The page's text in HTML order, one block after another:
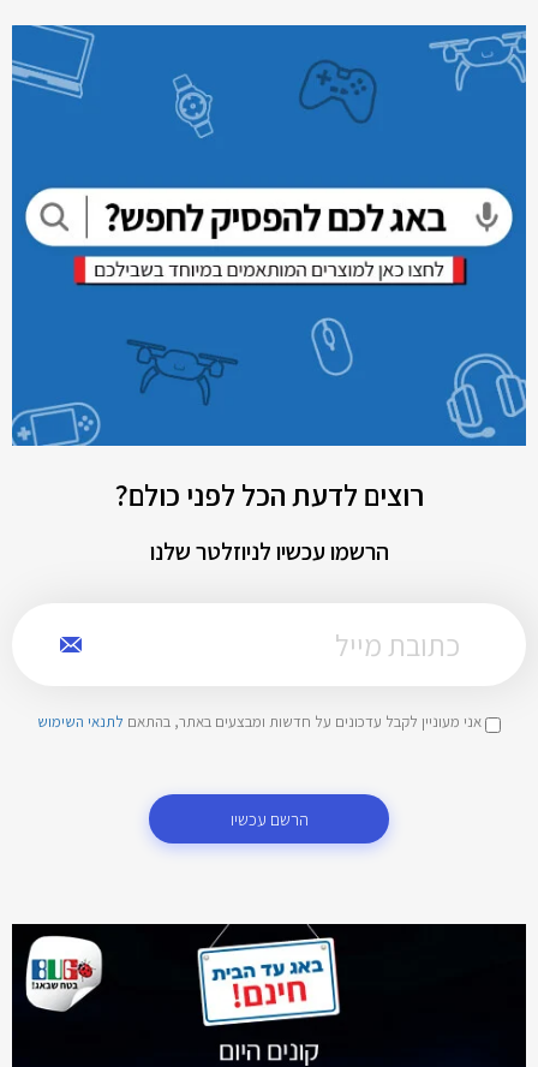
רוצים לדעת הכל לפני כולם?
הרשמו עכשיו לניוזלטר שלנו
אני מעוניין לקבל עדכונים על חדשות ומבצעים באתר, בהתאם לתנאי השימוש
הרשם עכשיו